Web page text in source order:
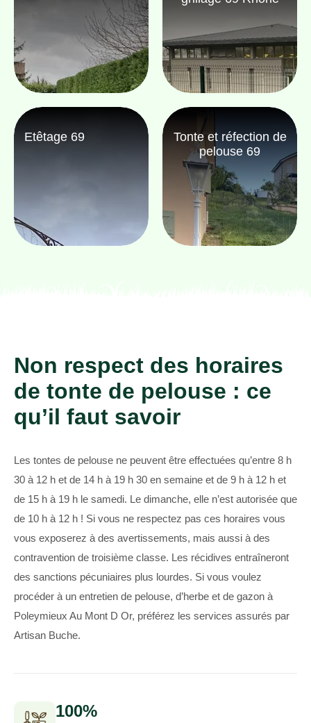
Etêtage 69
Tonte et réfection de
pelouse 69
Non respect des horaires
de tonte de pelouse : ce
qu’il faut savoir
Les tontes de pelouse ne peuvent être effectuées qu’entre 8 h
30 à 12 h et de 14 h à 19 h 30 en semaine et de 9 h à 12 h et
de 15 h à 19 h le samedi. Le dimanche, elle n’est autorisée que
de 10 h à 12 h ! Si vous ne respectez pas ces horaires vous
vous exposerez à des avertissements, mais aussi à des
contravention de troisième classe. Les récidives entraîneront
des sanctions pécuniaires plus lourdes. Si vous voulez
procéder à un entretien de pelouse, d’herbe et de gazon à
Poleymieux Au Mont D Or, préférez les services assurés par
Artisan Buche.
100%